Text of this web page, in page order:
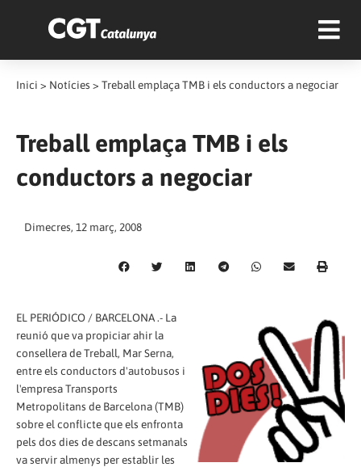
Inici > Notícies > Treball emplaça TMB i els conductors a negociar
Treball emplaça TMB i els
conductors a negociar
Dimecres, 12 març, 2008
EL PERIÓDICO / BARCELONA .- La
reunió que va propiciar ahir la
consellera de Treball, Mar Serna,
entre els conductors d'autobusos i
l'empresa Transports
Metropolitans de Barcelona (TMB)
sobre el conflicte que els enfronta
pels dos dies de descans setmanals
va servir almenys per establir les